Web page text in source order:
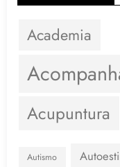
Academia
Acupuntura
Autismo